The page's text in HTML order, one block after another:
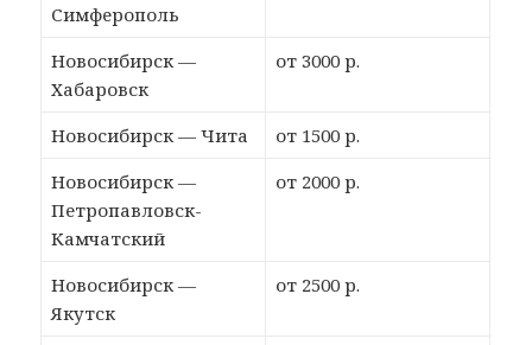
Симферополь
Новосибирск —
Хабаровск
от 3000 р.
Новосибирск — Чита
от 1500 р.
Новосибирск —
Петропавловск-
Камчатский
от 2000 р.
Новосибирск —
Якутск
от 2500 р.